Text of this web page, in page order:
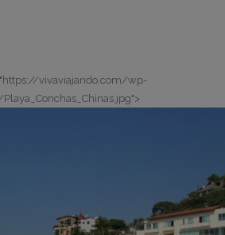
vivaviajando.com/wp-